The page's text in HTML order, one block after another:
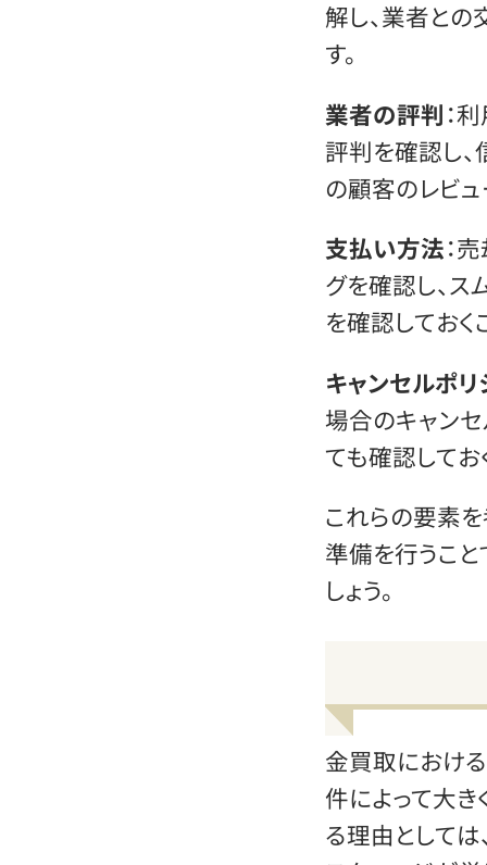
解し、業者と
す。
業者の評判：
評判を確認し、
の顧客のレビ
支払い方法：
グを確認し、
を確認しておく
キャンセルポリ
場合のキャン
ても確認してお
これらの要素を
準備を行うこ
しょう。
金買取におけ
件によって大き
る理由として